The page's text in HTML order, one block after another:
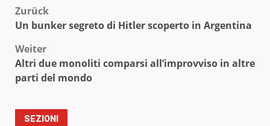
Beitragsnavigation
Zurück
Un bunker segreto di Hitler scoperto in Argentina
Weiter
Altri due monoliti comparsi all’improvviso in altre
parti del mondo
SEZIONI